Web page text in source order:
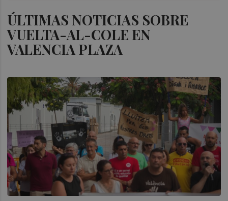
ÚLTIMAS NOTICIAS SOBRE
VUELTA-AL-COLE EN
VALENCIA PLAZA